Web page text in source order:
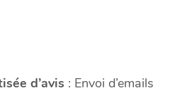
d’avis : Envoi d’emails